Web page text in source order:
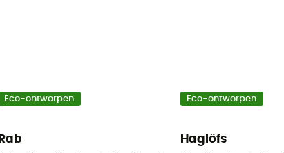
Eco-ontworpen
Rab
Eco-ontworpen
Haglöfs